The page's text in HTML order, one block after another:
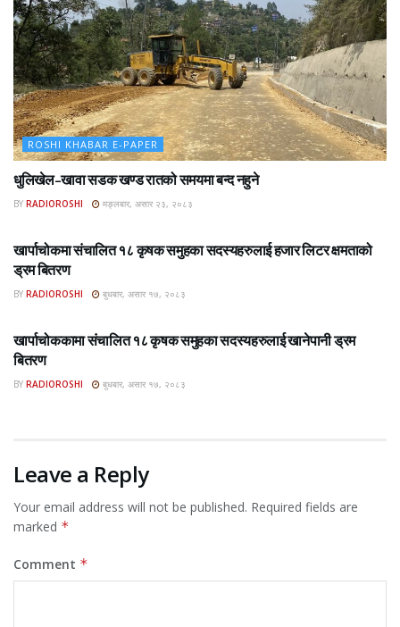
ROSHI KHABAR E-PAPER
धुलिखेल–खावा सडक खण्ड रातको समयमा बन्द नहुने
BY RADIOROSHI मङ्लबार, असार २३, २०८३
खार्पाचोकमा संचालित १८ कृषक समुहका सदस्यहरुलाई हजार लिटर क्षमताको
ड्रम बितरण
BY RADIOROSHI बुधबार, असार १७, २०८३
खार्पाचोककामा संचालित १८ कृषक समुहका सदस्यहरुलाई खानेपानी ड्रम
बितरण
BY RADIOROSHI बुधबार, असार १७, २०८३
Leave a Reply
Your email address will not be published. Required fields are
marked *
Comment *